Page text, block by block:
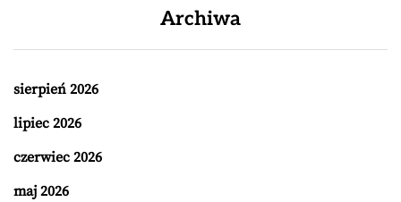
Archiwa
sierpień 2026
lipiec 2026
czerwiec 2026
maj 2026